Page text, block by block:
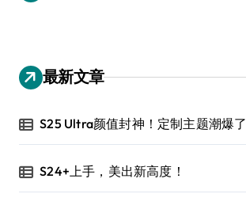
最新文章
S25 Ultra颜值封神！定制主题潮爆了
S24+上手，美出新高度！